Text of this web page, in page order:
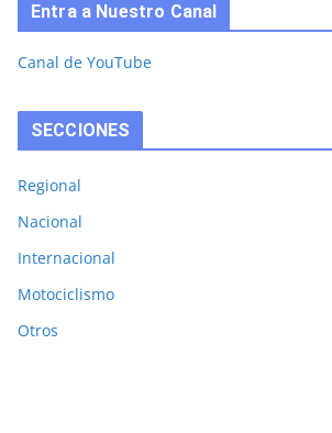
Entra a Nuestro Canal
Canal de YouTube
SECCIONES
Regional
Nacional
Internacional
Motociclismo
Otros